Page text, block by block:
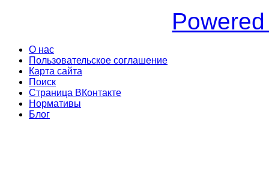
О нас
Пользовательское соглашение
Карта сайта
Поиск
Страница ВКонтакте
Нормативы
Блог